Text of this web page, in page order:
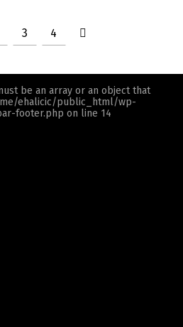
3 4
be an array or an object that
ehalicic/public_html/wp-
footer.php on line 14